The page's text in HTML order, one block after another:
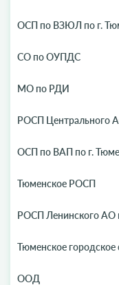
ОСП по ВЗЮЛ по г.
СО по ОУПДС
МО по РДИ
РОСП Центрального
ОСП по ВАП по г.
Тюменское РОСП
РОСП Ленинского АО
Тюменское
ООД